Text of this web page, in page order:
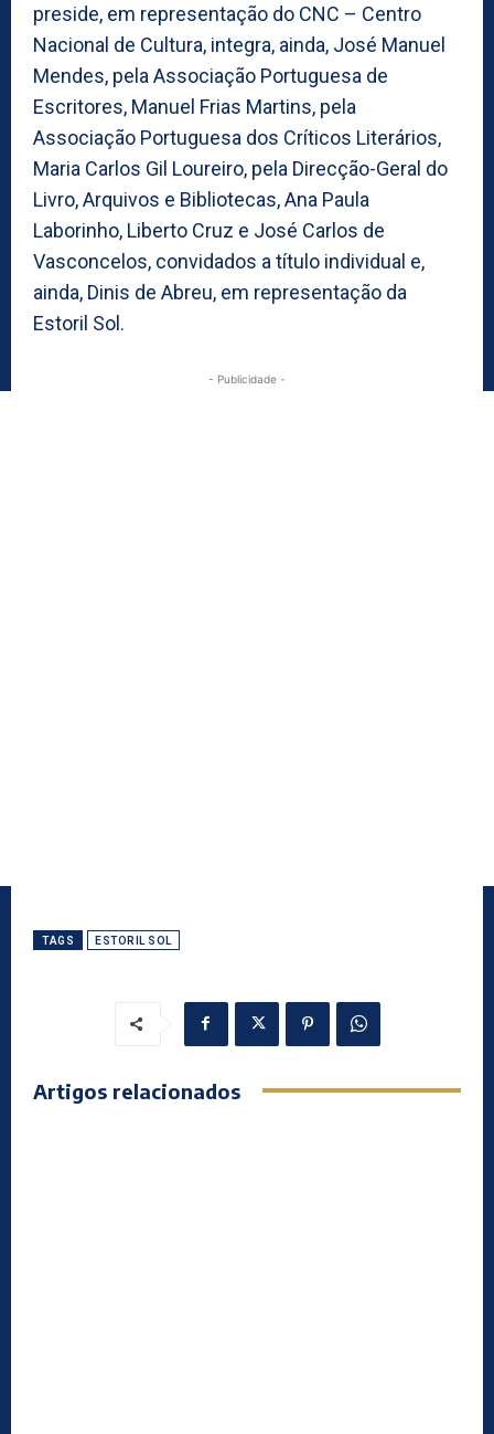
preside, em representação do CNC – Centro
Nacional de Cultura, integra, ainda, José Manuel
Mendes, pela Associação Portuguesa de
Escritores, Manuel Frias Martins, pela
Associação Portuguesa dos Críticos Literários,
Maria Carlos Gil Loureiro, pela Direcção-Geral do
Livro, Arquivos e Bibliotecas, Ana Paula
Laborinho, Liberto Cruz e José Carlos de
Vasconcelos, convidados a título individual e,
ainda, Dinis de Abreu, em representação da
Estoril Sol.
- Publicidade -
TAGS ESTORIL SOL
Artigos relacionados